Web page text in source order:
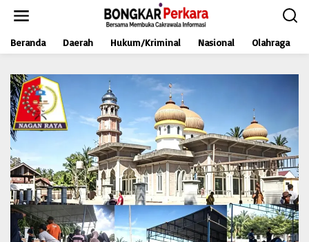
t
Beranda Daerah Hukum/Kriminal Nasional Olahraga